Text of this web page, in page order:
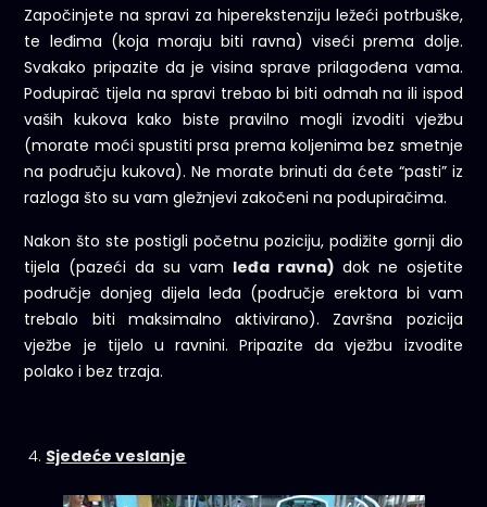
Započinjete na spravi za hiperekstenziju ležeći potrbuške,
te leđima (koja moraju biti ravna) viseći prema dolje.
Svakako pripazite da je visina sprave prilagođena vama.
Podupirač tijela na spravi trebao bi biti odmah na ili ispod
vaših kukova kako biste pravilno mogli izvoditi vježbu
(morate moći spustiti prsa prema koljenima bez smetnje
na području kukova). Ne morate brinuti da ćete “pasti” iz
razloga što su vam gležnjevi zakočeni na podupiračima.
Nakon što ste postigli početnu poziciju, podižite gornji dio
tijela (pazeći da su vam leđa ravna) dok ne osjetite
područje donjeg dijela leđa (područje erektora bi vam
trebalo biti maksimalno aktivirano). Završna pozicija
vježbe je tijelo u ravnini. Pripazite da vježbu izvodite
polako i bez trzaja.
Sjedeće veslanje